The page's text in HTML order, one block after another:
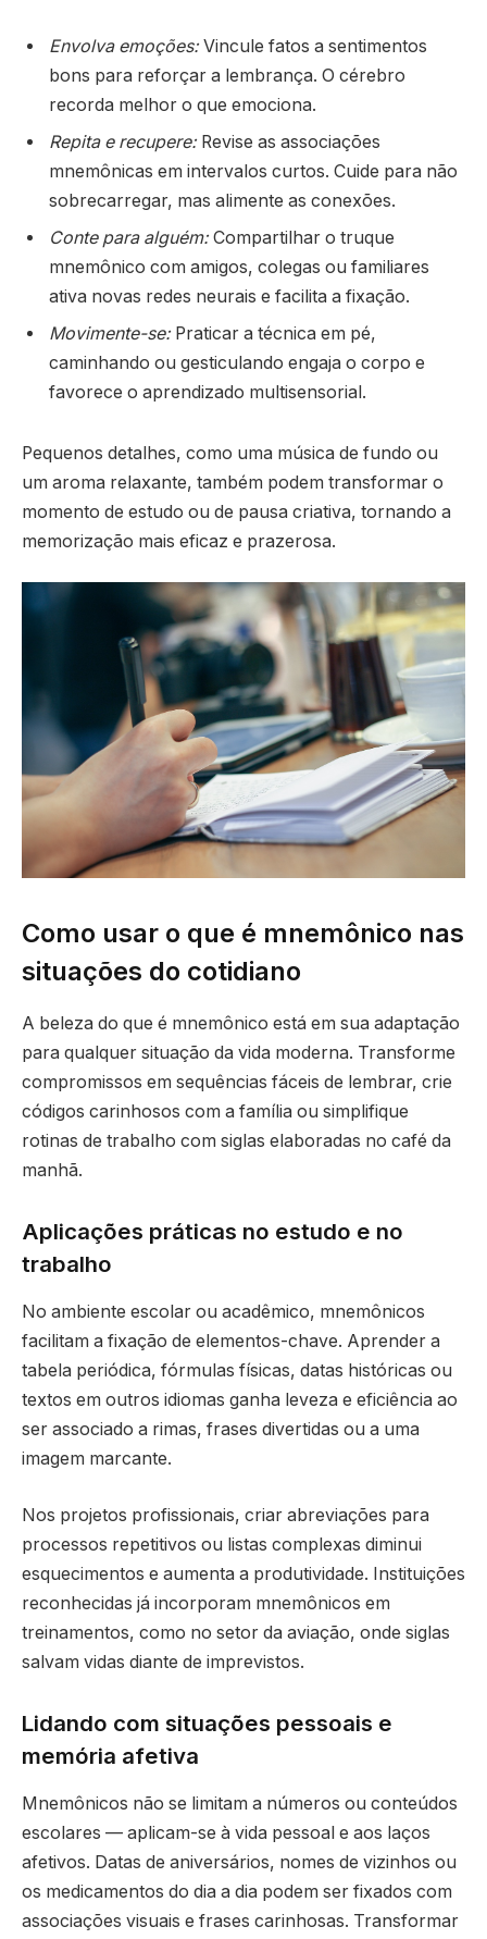
Envolva emoções:Vincule fatos a sentimentos
bons para reforçar a lembrança. O cérebro
recorda melhor o que emociona.
Repita e recupere:Revise as associações
mnemônicas em intervalos curtos. Cuide para não
sobrecarregar, mas alimente as conexões.
Conte para alguém:Compartilhar o truque
mnemônico com amigos, colegas ou familiares
ativa novas redes neurais e facilita a fixação.
Movimente-se:Praticar a técnica em pé,
caminhando ou gesticulando engaja o corpo e
favorece o aprendizado multisensorial.
Pequenos detalhes, como uma música de fundo ou
um aroma relaxante, também podem transformar o
momento de estudo ou de pausa criativa, tornando a
memorização mais eficaz e prazerosa.
Como usar o que é mnemônico nas
situações do cotidiano
A beleza do que é mnemônico está em sua adaptação
para qualquer situação da vida moderna. Transforme
compromissos em sequências fáceis de lembrar, crie
códigos carinhosos com a família ou simplifique
rotinas de trabalho com siglas elaboradas no café da
manhã.
Aplicações práticas no estudo e no
trabalho
No ambiente escolar ou acadêmico, mnemônicos
facilitam a fixação de elementos-chave. Aprender a
tabela periódica, fórmulas físicas, datas históricas ou
textos em outros idiomas ganha leveza e eficiência ao
ser associado a rimas, frases divertidas ou a uma
imagem marcante.
Nos projetos profissionais, criar abreviações para
processos repetitivos ou listas complexas diminui
esquecimentos e aumenta a produtividade. Instituições
reconhecidas já incorporam mnemônicos em
treinamentos, como no setor da aviação, onde siglas
salvam vidas diante de imprevistos.
Lidando com situações pessoais e
memória afetiva
Mnemônicos não se limitam a números ou conteúdos
escolares — aplicam-se à vida pessoal e aos laços
afetivos. Datas de aniversários, nomes de vizinhos ou
os medicamentos do dia a dia podem ser fixados com
associações visuais e frases carinhosas. Transformar